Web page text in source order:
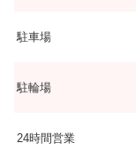
駐車場
駐輪場
24時間営業